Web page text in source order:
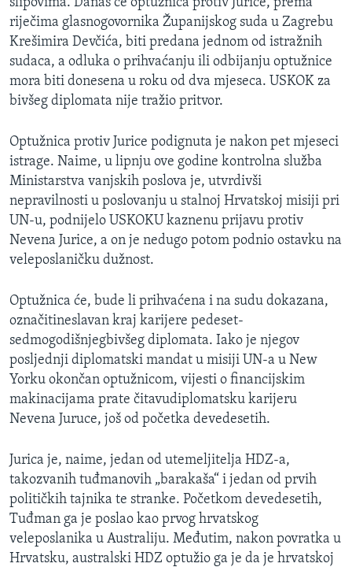
riječima glasnogovornika Županijskog suda u Zagrebu
Krešimira Devčića, biti predana jednom od istražnih
sudaca, a odluka o prihvaćanju ili odbijanju optužnice
mora biti donesena u roku od dva mjeseca. USKOK za
bivšeg diplomata nije tražio pritvor.
Optužnica protiv Jurice podignuta je nakon pet mjeseci
istrage. Naime, u lipnju ove godine kontrolna služba
Ministarstva vanjskih poslova je, utvrdivši
nepravilnosti u poslovanju u stalnoj Hrvatskoj misiji pri
UN-u, podnijelo USKOKU kaznenu prijavu protiv
Nevena Jurice, a on je nedugo potom podnio ostavku na
veleposlaničku dužnost.
Optužnica će, bude li prihvaćena i na sudu dokazana,
označitineslavan kraj karijere pedeset-
sedmogodišnjegbivšeg diplomata. Iako je njegov
posljednji diplomatski mandat u misiji UN-a u New
Yorku okončan optužnicom, vijesti o financijskim
makinacijama prate čitavudiplomatsku karijeru
Nevena Juruce, još od početka devedesetih.
Jurica je, naime, jedan od utemeljitelja HDZ-a,
takozvanih tuđmanovih „barakaša“ i jedan od prvih
političkih tajnika te stranke. Početkom devedesetih,
Tuđman ga je poslao kao prvog hrvatskog
veleposlanika u Australiju. Međutim, nakon povratka u
Hrvatsku, australski HDZ optužio ga je da je hrvatskoj